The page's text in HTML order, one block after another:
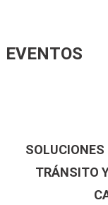
EVENTOS
SOLUCIONES
TRÁNSITO